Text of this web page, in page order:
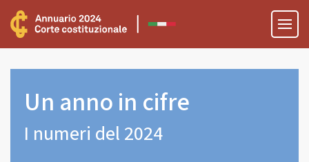
Un anno in cifre
I numeri del 2024